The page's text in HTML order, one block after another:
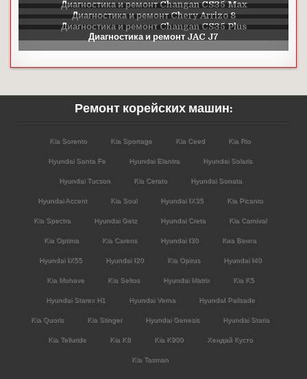
Ремонт корейских машин:
Kia Sorento Kia Sportage Kia Ceed Kia Rio
Hyundai Santa Fe Hyundai Elantra Hyundai Solaris
Hyundai Tucson Kia Cerato Hyundai Sonata
Hyundai Accent Kia Soul Hyundai IX35 Kia Picanto
Kia Spectra Hyundai Getz Hyundai Creta Kia Carnival
Kia Optima Kia Carens Hyundai I30 Киа Венга
Hyundai IX55 Hyundai I20 Kia Opirus Hyundai I40
Kia Mohave Kia Seltos Hyundai Matrix Kia K5
Hyundai Starex H1 Hyundai Verna HyundaI Palisade
Kia Quoris Kia Stinger Hyundai Genesis Hyundai Staria
Kia Telluride Kia K8 Kia K900 Хендай Кусто
Kia Tasman